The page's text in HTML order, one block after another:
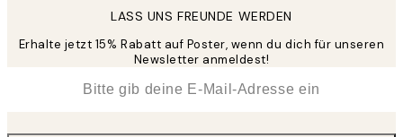
LASS UNS FREUNDE WERDEN
Erhalte jetzt 15% Rabatt auf Poster, wenn du dich für unseren
Newsletter anmeldest!